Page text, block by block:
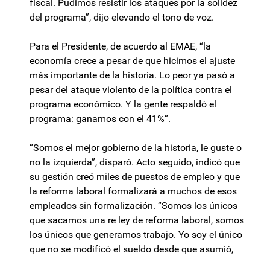
fiscal. Pudimos resistir los ataques por la solidez
del programa”, dijo elevando el tono de voz.
Para el Presidente, de acuerdo al EMAE, “la
economía crece a pesar de que hicimos el ajuste
más importante de la historia. Lo peor ya pasó a
pesar del ataque violento de la política contra el
programa económico. Y la gente respaldó el
programa: ganamos con el 41%”.
“Somos el mejor gobierno de la historia, le guste o
no la izquierda”, disparó. Acto seguido, indicó que
su gestión creó miles de puestos de empleo y que
la reforma laboral formalizará a muchos de esos
empleados sin formalización. “Somos los únicos
que sacamos una re ley de reforma laboral, somos
los únicos que generamos trabajo. Yo soy el único
que no se modificó el sueldo desde que asumió,